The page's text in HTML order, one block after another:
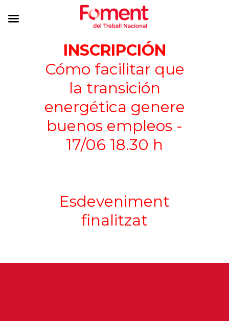
INSCRIPCIÓN
Cómo facilitar que
la transición
energética genere
buenos empleos -
17/06 18.30 h
Esdeveniment
finalitzat